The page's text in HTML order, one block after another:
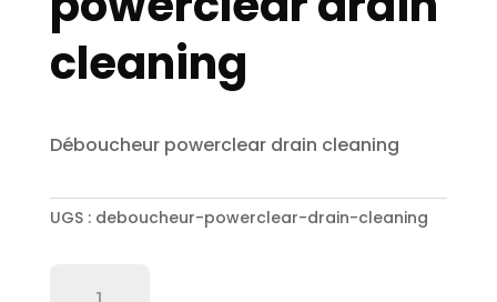
cleaning
Déboucheur powerclear drain cleaning
UGS : deboucheur-powerclear-drain-cleaning